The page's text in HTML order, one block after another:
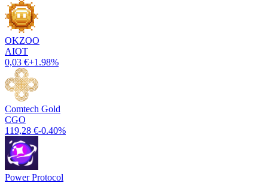
OKZOO
AIOT
0,03 €+1.98%
Comtech Gold
CGO
119,28 €-0.40%
Power Protocol